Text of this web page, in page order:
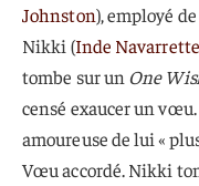
Johnston), employé
Nikki (Inde Navarrette
tombe sur un One
censé exaucer un
amoureuse de lui «
Vœu accordé. Nikki